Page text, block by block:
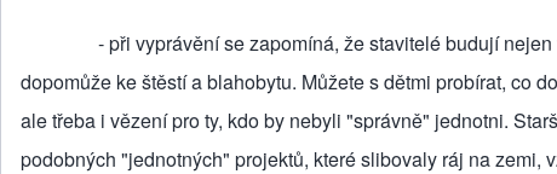
‑ při vyprávění se zapomíná, že stavitelé budují nejen
dopomůže ke štěstí a blahobytu. Můžete s dětmi probírat, co
ale třeba i vězení pro ty, kdo by nebyli "správně" jednotni.
podobných "jednotných" projek­tů, které slibovaly ráj na zemi,